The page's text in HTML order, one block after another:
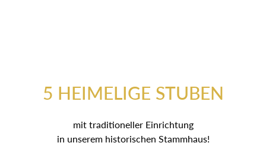
5 HEIMELIGE STUBEN
mit traditioneller Einrichtung
in unserem historischen Stammhaus!